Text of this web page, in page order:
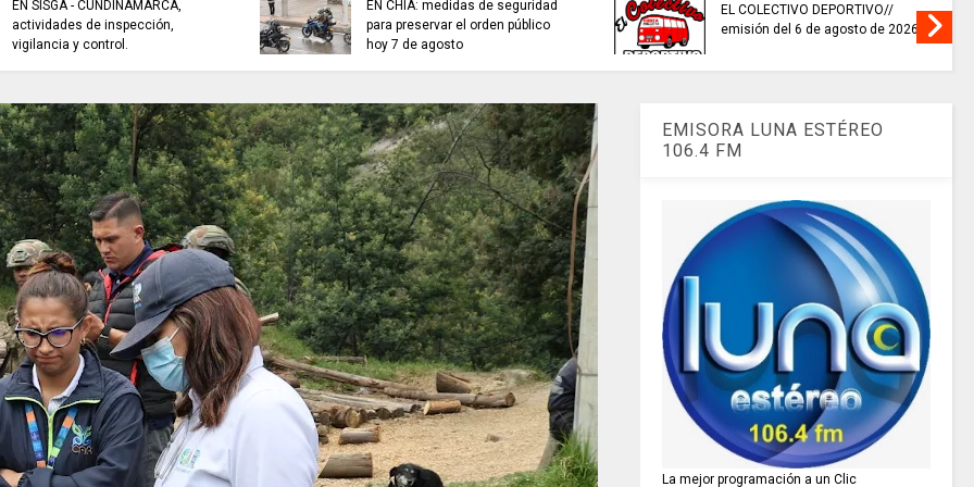
TRABAJO...........................si hay //
viernes 7 de agosto de 2026
ES HORA DE REFLEXIONAR
invitaciones
fortalecer las
culturales y
EMISORA LUNA ESTÉREO
106.4 FM
La mejor programación a un Clic